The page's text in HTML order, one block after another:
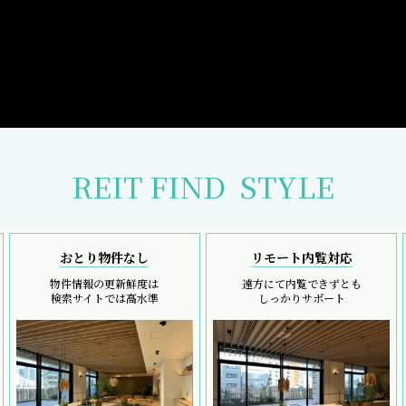
REIT FIND STYLE
おとり物件なし
物件情報の更新鮮度は
検索サイトでは高水準
リモート内覧対応
遠方にて内覧できずとも
しっかりサポート